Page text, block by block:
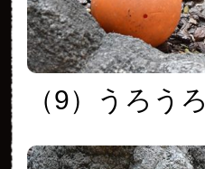
（9）うろうろ